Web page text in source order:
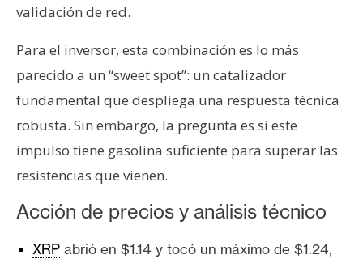
validación de red.
Para el inversor, esta combinación es lo más
parecido a un “sweet spot”: un catalizador
fundamental que despliega una respuesta técnica
robusta. Sin embargo, la pregunta es si este
impulso tiene gasolina suficiente para superar las
resistencias que vienen.
Acción de precios y análisis técnico
XRP abrió en $1.14 y tocó un máximo de $1.24,